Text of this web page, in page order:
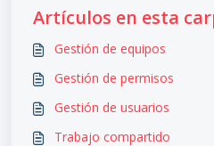
Artículos en esta
Gestión de equipos
Gestión de permisos
Gestión de usuarios
Trabajo compartido